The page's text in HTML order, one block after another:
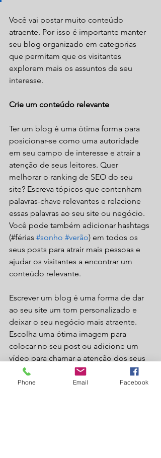
Você vai postar muito conteúdo
atraente. Por isso é importante manter
seu blog organizado em categorias
que permitam que os visitantes
explorem mais os assuntos de seu
interesse.
Crie um conteúdo relevante
Ter um blog é uma ótima forma para
posicionar-se como uma autoridade
em seu campo de interesse e atrair a
atenção de seus leitores. Quer
melhorar o ranking de SEO do seu
site? Escreva tópicos que contenham
palavras-chave relevantes e relacione
essas palavras ao seu site ou negócio.
Você pode também adicionar hashtags
(#férias #sonho #verão) em todos os
seus posts para atrair mais pessoas e
ajudar os visitantes a encontrar um
conteúdo relevante.
Escrever um blog é uma forma de dar
ao seu site um tom personalizado e
deixar o seu negócio mais atraente.
Escolha uma ótima imagem para
colocar no seu post ou adicione um
vídeo para chamar a atenção dos seus
visitantes. Está pronto para começar?
Crie um novo post agora.
Phone Email Facebook